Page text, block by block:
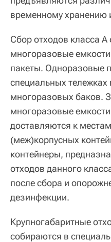
временному хранению
Сбор отходов класса А
многоразовые
пакеты. Одноразовые
специальных тележках
многоразовых баков.
многоразовые
доставляются к
(меж)корпусных
контейнеры,
отходов данного
после сбора и
дезинфекции.
Крупногабаритные
собираются в